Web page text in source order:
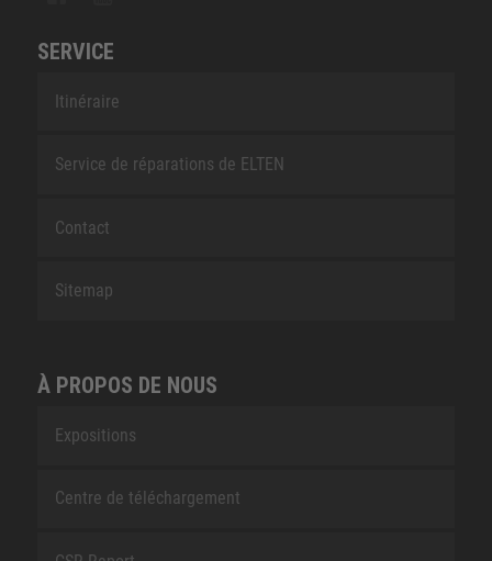
SERVICE
Itinéraire
Service de réparations de ELTEN
Contact
Sitemap
À PROPOS DE NOUS
Expositions
Centre de téléchargement